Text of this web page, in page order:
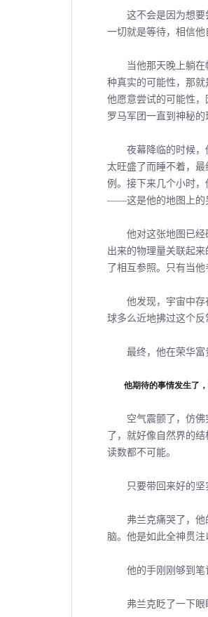
这不会是因为想要尝
一切就是等待，相信他
当他那天晚上躺在帐
种真实的可能性，那
他愿意尝试的可能性
罗马军团一直到神秘的
夜幕降临的时候，他
太旺盛了而睡不着，
例。接下来几个小时，
――这是他的地图上的
他对这张地图已经研
出来的物理量关联起
了相互参照。只有当
他发现，宇宙中存在
球多么近地拂过这个反
最终，他在荣华富贵
他期待的事情发生了，
空气震颤了，仿佛突
了，就好像自然界的
读数都不可能。
只要带回来好的坚实
弗兰克痛哭了，他的
脑。他是如此全神贯注
他的手刚刚够到笔记
弗兰克眨了一下眼